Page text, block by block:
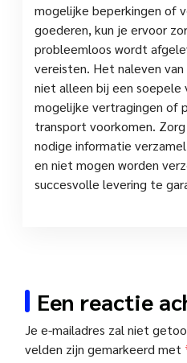
mogelijke beperkingen of
goederen, kun je ervoor
probleemloos wordt
vereisten. Het naleven
niet alleen bij een soepele
mogelijke vertragingen of
transport voorkomen.
nodige informatie
en niet mogen worden
succesvolle levering te
Een reactie
Je e-mailadres zal niet
velden zijn gemarkeerd met